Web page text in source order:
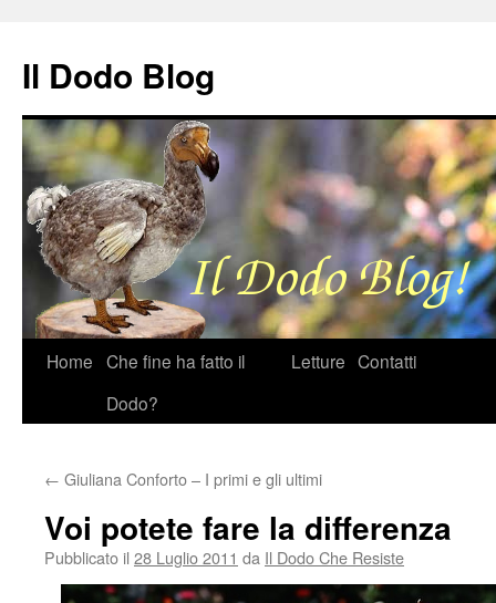
Il Dodo Blog
VaiHome Che fine ha fatto il
Dodo?
Letture Contatti
← Giuliana Conforto – I primi e gli ultimi
Voi potete fare la differenza
Pubblicato il 28 Luglio 2011 da Il Dodo Che Resiste